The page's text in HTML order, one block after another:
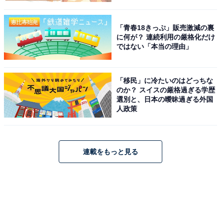
「青春18きっぷ」販売激減の裏
に何が？ 連続利用の厳格化だけ
ではない「本当の理由」
「移民」に冷たいのはどっちな
のか？ スイスの厳格過ぎる学歴
選別と、日本の曖昧過ぎる外国
人政策
連載をもっと見る